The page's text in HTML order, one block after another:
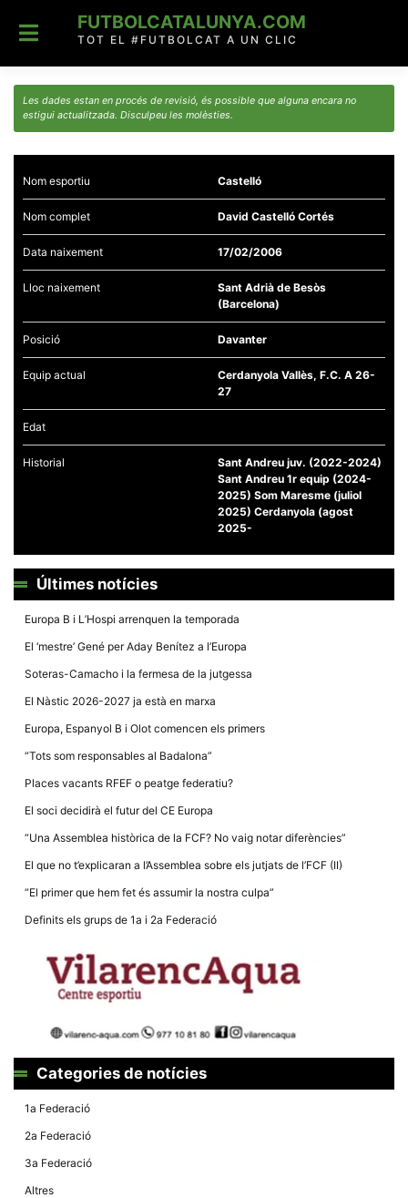
content
FUTBOLCATALUNYA.COM
TOT EL #FUTBOLCAT A UN CLIC
Les dades estan en procés de revisió, és possible que alguna encara no
estigui actualitzada. Disculpeu les molèsties.
Nom esportiu Castelló
Nom complet David Castelló Cortés
Data naixement 17/02/2006
Lloc naixement
Sant Adrià de Besòs
(Barcelona)
Posició Davanter
Equip actual
Cerdanyola Vallès, F.C. A 26-
27
Edat
Historial
Sant Andreu juv. (2022-2024)
Sant Andreu 1r equip (2024-
2025) Som Maresme (juliol
2025) Cerdanyola (agost
2025-
Últimes notícies
Europa B i L’Hospi arrenquen la temporada
El ‘mestre’ Gené per Aday Benítez a l’Europa
Soteras-Camacho i la fermesa de la jutgessa
El Nàstic 2026-2027 ja està en marxa
Europa, Espanyol B i Olot comencen els primers
“Tots som responsables al Badalona”
Places vacants RFEF o peatge federatiu?
El soci decidirà el futur del CE Europa
“Una Assemblea històrica de la FCF? No vaig notar diferències”
El que no t’explicaran a l’Assemblea sobre els jutjats de l’FCF (II)
“El primer que hem fet és assumir la nostra culpa”
Definits els grups de 1a i 2a Federació
Categories de notícies
1a Federació
2a Federació
3a Federació
Altres
Necessàries
Aquestes
són
opcionals,
necessàries
funcionament
web.
Recopilem
i la seva
tècnics del
nostre lloc web
emmagatzemen
permeten que el
lloc funcioni tan
bé com sigui